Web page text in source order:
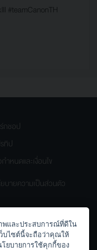
#teamCanonTH
กชอป
ทิป
กำหนดและเงื่อนไข
ยบายความเป็นส่วนตัว
Canon.Thailand
พและประสบการณ์ที่ดีใน
บไซต์นี้จะถือว่าคุณให้
ยบายการใช้คุกกี้ของ